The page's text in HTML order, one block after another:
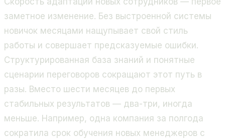
заметное изменение. Без выстроенной системы
новичок месяцами нащупывает свой стиль
работы и совершает предсказуемые ошибки.
Структурированная база знаний и понятные
сценарии переговоров сокращают этот путь в
разы. Вместо шести месяцев до первых
стабильных результатов — два-три, иногда
меньше. Например, одна компания за полгода
сократила срок обучения новых менеджеров с